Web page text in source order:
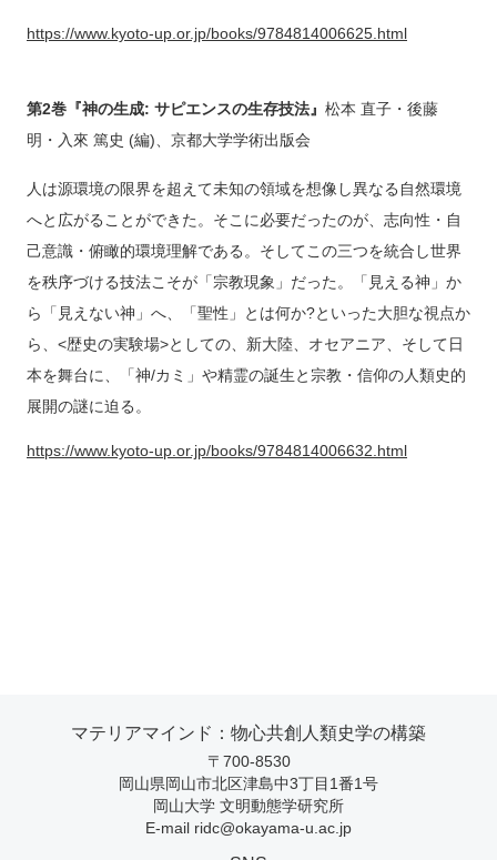
https://www.kyoto-up.or.jp/books/9784814006625.html
第2巻『神の生成: サピエンスの生存技法』 松本 直子・後藤
明・入來 篤史 (編)、京都大学学術出版会
人は源環境の限界を超えて未知の領域を想像し異なる自然環境
へと広がることができた。そこに必要だったのが、志向性・自
己意識・俯瞰的環境理解である。そしてこの三つを統合し世界
を秩序づける技法こそが「宗教現象」だった。「見える神」か
ら「見えない神」へ、「聖性」とは何か?といった大胆な視点か
ら、<歴史の実験場>としての、新大陸、オセアニア、そして日
本を舞台に、「神/カミ」や精霊の誕生と宗教・信仰の人類史的
展開の謎に迫る。
https://www.kyoto-up.or.jp/books/9784814006632.html
マテリアマインド：物心共創人類史学の構築
〒700-8530
岡山県岡山市北区津島中3丁目1番1号
岡山大学 文明動態学研究所
E-mail ridc@okayama-u.ac.jp